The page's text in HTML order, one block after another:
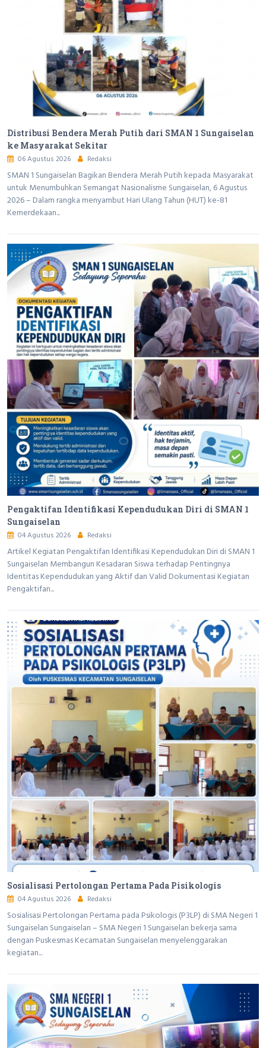
Distribusi Bendera Merah Putih dari SMAN 1 Sungaiselan
ke Masyarakat Sekitar
06 Agustus 2026 Redaksi
SMAN 1 Sungaiselan Bagikan Bendera Merah Putih kepada Masyarakat
untuk Menumbuhkan Semangat Nasionalisme Sungaiselan, 6 Agustus
2026 – Dalam rangka menyambut Hari Ulang Tahun (HUT) ke-81
Kemerdekaan...
Pengaktifan Identifikasi Kependudukan Diri di SMAN 1
Sungaiselan
04 Agustus 2026 Redaksi
Artikel Kegiatan Pengaktifan Identifikasi Kependudukan Diri di SMAN 1
Sungaiselan Membangun Kesadaran Siswa terhadap Pentingnya
Identitas Kependudukan yang Aktif dan Valid Dokumentasi Kegiatan
Pengaktifan...
Sosialisasi Pertolongan Pertama Pada Pisikologis
04 Agustus 2026 Redaksi
Sosialisasi Pertolongan Pertama pada Psikologis (P3LP) di SMA Negeri 1
Sungaiselan Sungaiselan – SMA Negeri 1 Sungaiselan bekerja sama
dengan Puskesmas Kecamatan Sungaiselan menyelenggarakan
kegiatan...